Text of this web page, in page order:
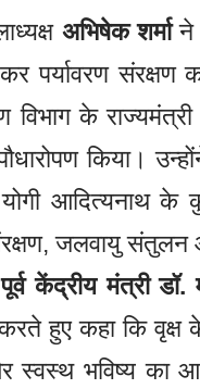
अभिषेक शर्माने
कर पर्यावरण
विभाग के
किया।
आदित्यनाथ के
जलवायु संतुलन
केंद्रीय मंत्री डॉ.
करते हुए कहा कि
स्वस्थ भविष्य का